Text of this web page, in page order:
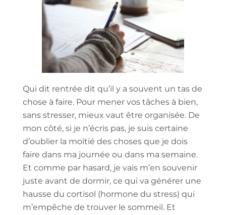
Qui dit rentrée dit qu’il y a souvent un tas de
chose à faire. Pour mener vos tâches à bien,
sans stresser, mieux vaut être organisée. De
mon côté, si je n’écris pas, je suis certaine
d’oublier la moitié des choses que je dois
faire dans ma journée ou dans ma semaine.
Et comme par hasard, je vais m’en souvenir
juste avant de dormir, ce qui va générer une
hausse du cortisol (hormone du stress) qui
m’empêche de trouver le sommeil. Et